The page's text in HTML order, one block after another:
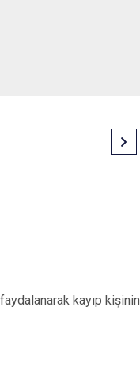
kayıp kişinin